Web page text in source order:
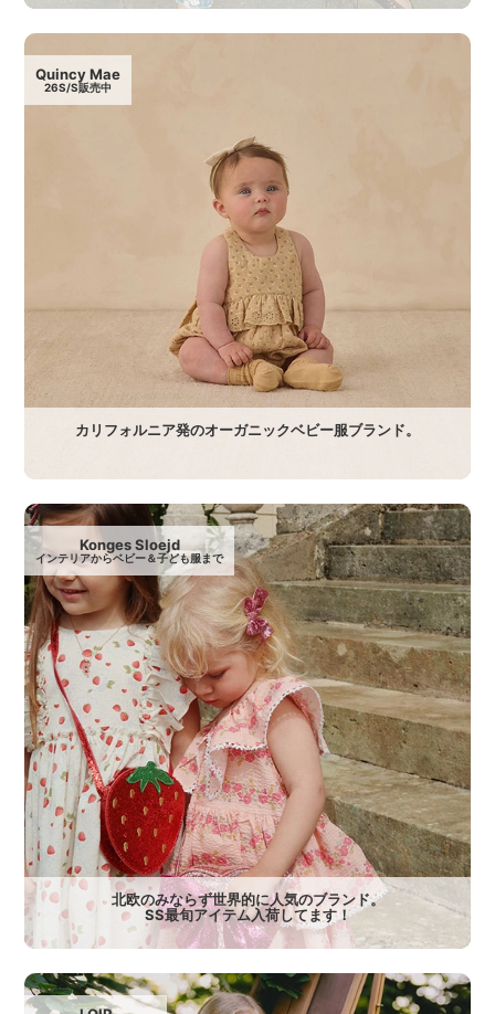
Quincy Mae
26S/S販売中
カリフォルニア発のオーガニックベビー服ブランド。
Konges Sloejd
インテリアからベビー＆子ども服まで
北欧のみならず世界的に人気のブランド。
SS最旬アイテム入荷してます！